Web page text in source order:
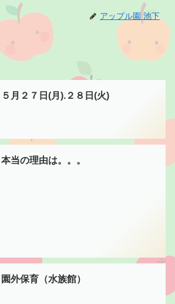
アップル園 池下
５月２７日(月).２８日(火)
本当の理由は。。。
園外保育（水族館）